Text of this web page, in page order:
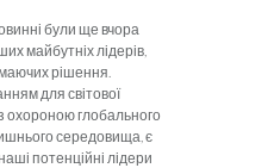
були ще вчора
майбутніх лідерів,
рішення.
для світової
охороною глобального
середовища, є
потенційні лідери